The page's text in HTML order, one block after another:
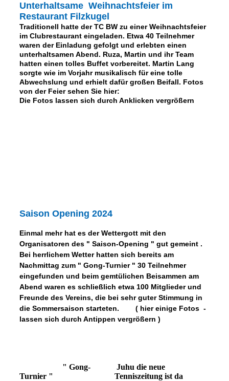
Unterhaltsame Weihnachtsfeier im
Restaurant Filzkugel
Traditionell hatte der TC BW zu einer Weihnachtsfeier
im Clubrestaurant eingeladen. Etwa 40 Teilnehmer
waren der Einladung gefolgt und erlebten einen
unterhaltsamen Abend. Ruza, Martin und ihr Team
hatten einen tolles Buffet vorbereitet. Martin Lang
sorgte wie im Vorjahr musikalisch für eine tolle
Abwechslung und erhielt dafür großen Beifall. Fotos
von der Feier sehen Sie hier:
Die Fotos lassen sich durch Anklicken vergrößern
Saison Opening 2024
Einmal mehr hat es der Wettergott mit den
Organisatoren des " Saison-Opening " gut gemeint .
Bei herrlichem Wetter hatten sich bereits am
Nachmittag zum " Gong-Turnier " 30 Teilnehmer
eingefunden und beim gemtülichen Beisammen am
Abend waren es schließlich etwa 100 Mitglieder und
Freunde des Vereins, die bei sehr guter Stimmung in
die Sommersaison starteten. ( hier einige Fotos -
lassen sich durch Antippen vergrößern )
" Gong-
Turnier "
Juhu die neue
Tenniszeitung ist da